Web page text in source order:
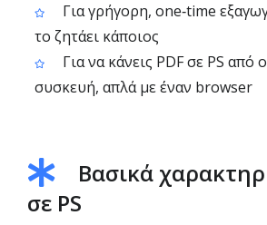
Για γρήγορη, one‑time
το ζητάει κάποιος
Για να κάνεις PDF σε PS από
συσκευή, απλά με έναν browser
Βασικά
σε PS